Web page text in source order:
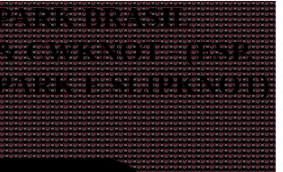
BRASIL
CWKNOT - (ESP.
E SLIPKNOT)